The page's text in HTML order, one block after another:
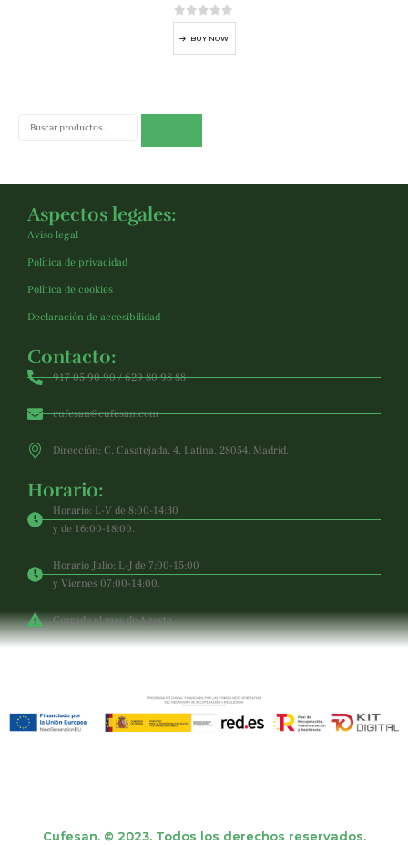
0out of 5
BUY NOW
Aspectos legales:
Aviso legal
Política de privacidad
Política de cookies
Declaración de accesibilidad
Contacto:
917 05 90 90 / 629 80 98 88
cufesan@cufesan.com
Dirección: C. Casatejada, 4, Latina. 28054, Madrid.
Horario:
Horario: L-V de 8:00-14:30
y de 16:00-18:00.
Horario Julio: L-J de 7:00-15:00
y Viernes 07:00-14:00.
Cerrado el mes de Agosto.
Cufesan. © 2023. Todos los derechos reservados.